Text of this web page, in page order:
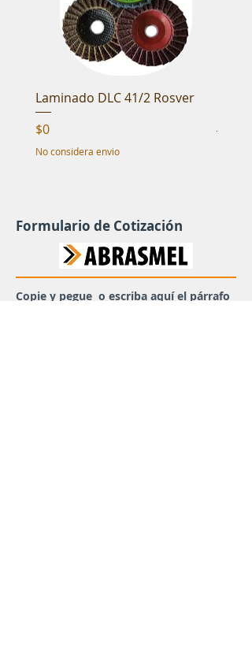
Laminado DLC 41/2 Rosver
Precio
$0
No considera envio
Formulario de Cotización
Copie y pegue o escriba aquí el párrafo